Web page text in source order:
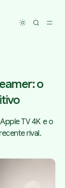
Toggle
o
TV 4K e o
rival.